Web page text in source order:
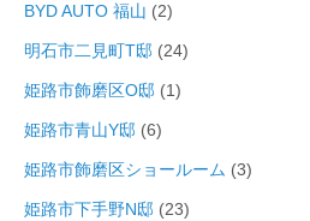
BYD AUTO 福山 (2)
明石市二見町T邸 (24)
姫路市飾磨区O邸 (1)
姫路市青山Y邸 (6)
姫路市飾磨区ショールーム (3)
姫路市下手野N邸 (23)